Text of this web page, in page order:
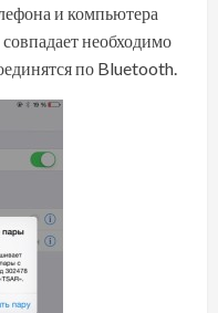
и компьютера
необходимо
по Bluetooth.